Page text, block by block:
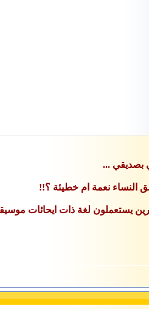
بصديقي ...
النساء نعمة ام خطيئة ؟!!
يستعملون لغة ذات ايحائات